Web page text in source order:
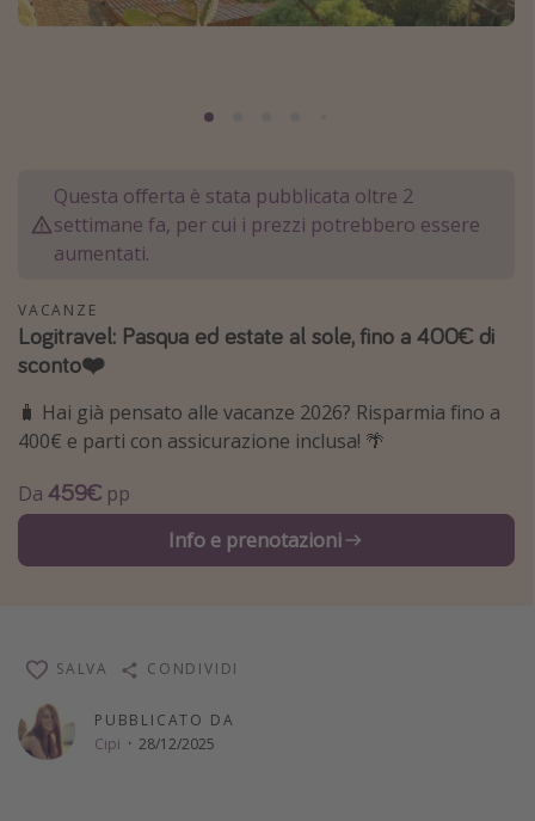
Grecia
Malta
Canarie
Capo Verde
Tipo di vacanza
Vacanze last minute
Vacanze all inclusive
Vacanze estate 2026
Vacanze di Pasqua 2026
Last minute capodanno
Vacanze con bambini
Altri argomenti
Travel magazine
Questa offerta è stata pubblicata oltre 2
settimane fa, per cui i prezzi potrebbero essere
aumentati.
VACANZE
Logitravel: Pasqua ed estate al sole, fino a 400€ di
sconto❤️
🧳 Hai già pensato alle vacanze 2026? Risparmia fino a
400€ e parti con assicurazione inclusa! 🌴
Da 459€ pp
Info e prenotazioni
PUBBLICATO DA
Cipi · 28/12/2025
SALVA CONDIVIDI